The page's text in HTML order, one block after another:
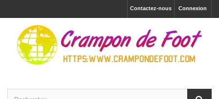
Connexion
Contactez-nous